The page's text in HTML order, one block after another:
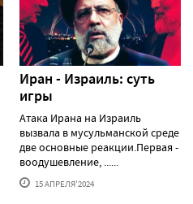
Иран - Израиль: суть
игры
Атака Ирана на Израиль
вызвала в мусульманской среде
две основные реакции.Первая -
воодушевление, ......
15 АПРЕЛЯ'2024